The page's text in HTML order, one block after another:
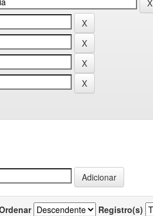
Registro(s)